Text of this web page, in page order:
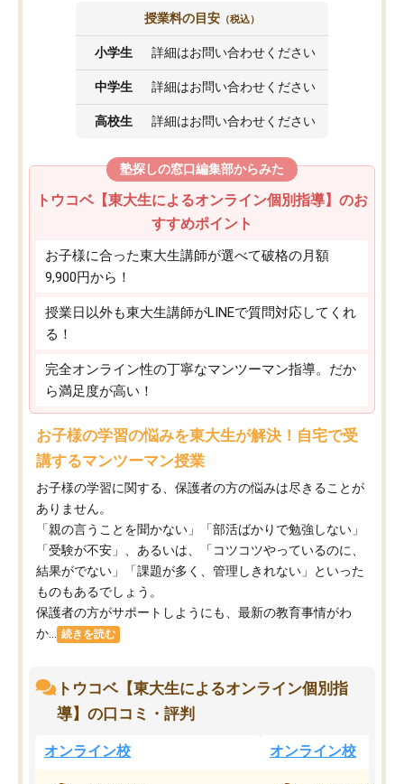
授業料の目安 （税込）
小学生 詳細はお問い合わせください
中学生 詳細はお問い合わせください
高校生 詳細はお問い合わせください
塾探しの窓口編集部からみた
トウコベ【東大生によるオンライン個別指導】のお
すすめポイント
お子様に合った東大生講師が選べて破格の月額
9,900円から！
授業日以外も東大生講師がLINEで質問対応してくれ
る！
完全オンライン性の丁寧なマンツーマン指導。だか
ら満足度が高い！
お子様の学習の悩みを東大生が解決！自宅で受
講するマンツーマン授業
お子様の学習に関する、保護者の方の悩みは尽きることが
ありません。
「親の言うことを聞かない」「部活ばかりで勉強しない」
「受験が不安」、あるいは、「コツコツやっているのに、
結果がでない」「課題が多く、管理しきれない」といった
ものもあるでしょう。
保護者の方がサポートしようにも、最新の教育事情がわ
か...
続きを読む
トウコベ【東大生によるオンライン個別指
導】の口コミ・評判
オンライン校 オンライン校